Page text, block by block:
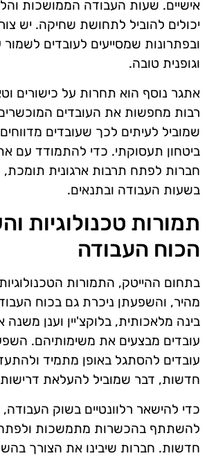
אישיים. שעות העבודה הממושכות
יכולים להוביל לתחושת שחיקה. יש
ובפתרונות שמסייעים לעובדים
וגופנית טובה.
אתגר נוסף הוא תחרות על כישורים
רבות מחפשות את העובדים
שמוביל לעיתים לכך שעובדים
ביטחון תעסוקתי. כדי להתמודד עם
חברות לפתח תרבות ארגונית תומכת,
בשעות העבודה ובתנאים.
תמורות טכנולוגיות
הכוח העבודה
בתחום ההייטק, התמורות
מהיר, והשפעתן ניכרת גם בכוח
בינה מלאכותית, בלוקצ'יין וענן משנה
עובדים מבצעים את משימותיהם.
עובדים להסתגל באופן מתמיד
חדשות, דבר שמוביל להעלאת דרישות
כדי להישאר רלוונטיים בשוק
להשתתף בהכשרות מתמשכות ולפתח
חדשות. חברות שיבינו את הצורך